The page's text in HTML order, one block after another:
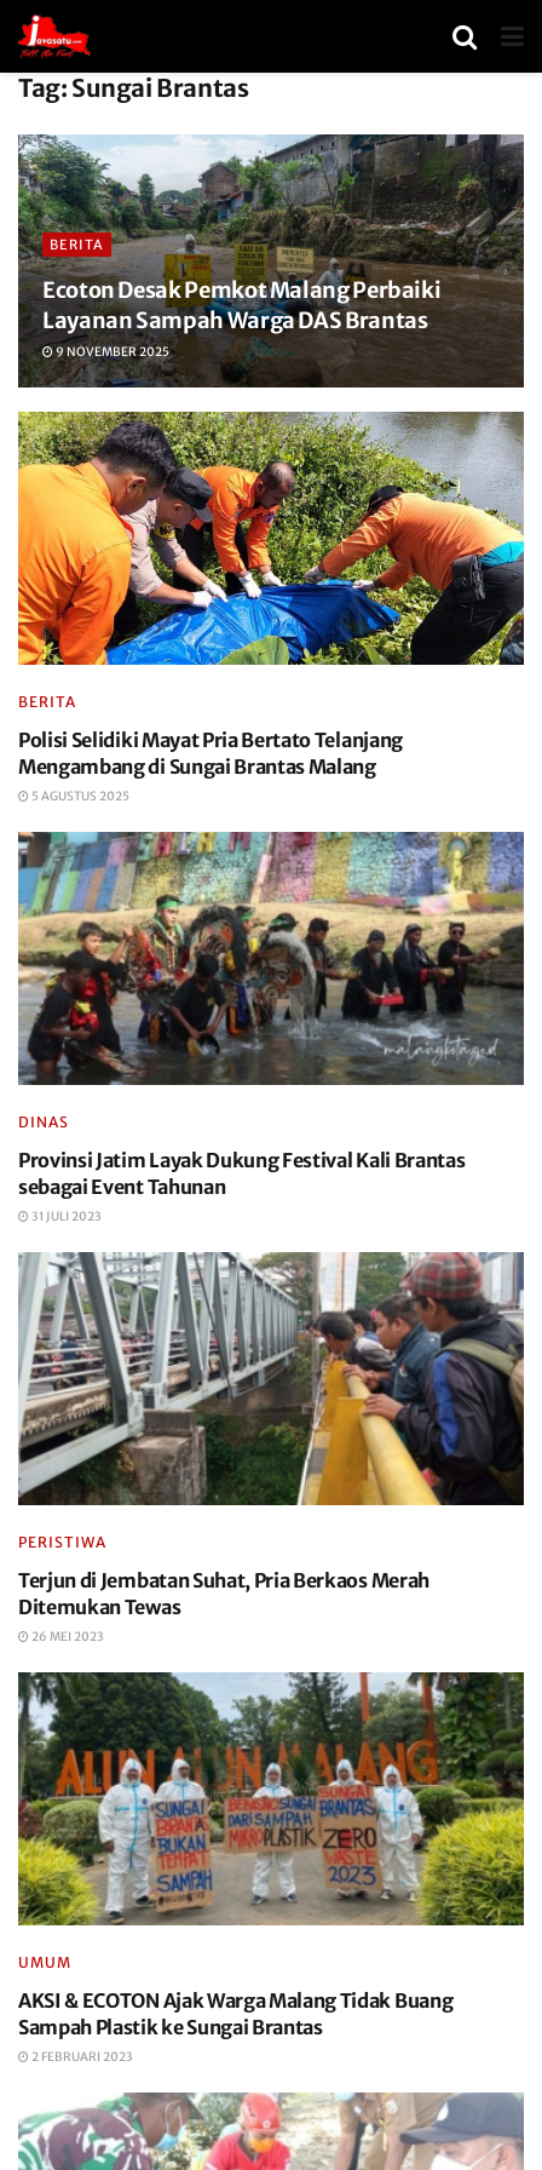
Tag: Sungai Brantas
BERITA
Ecoton Desak Pemkot Malang Perbaiki
Layanan Sampah Warga DAS Brantas
9 NOVEMBER 2025
BERITA
Polisi Selidiki Mayat Pria Bertato Telanjang
Mengambang di Sungai Brantas Malang
5 AGUSTUS 2025
DINAS
Provinsi Jatim Layak Dukung Festival Kali Brantas
sebagai Event Tahunan
31 JULI 2023
PERISTIWA
Terjun di Jembatan Suhat, Pria Berkaos Merah
Ditemukan Tewas
26 MEI 2023
UMUM
AKSI & ECOTON Ajak Warga Malang Tidak Buang
Sampah Plastik ke Sungai Brantas
2 FEBRUARI 2023